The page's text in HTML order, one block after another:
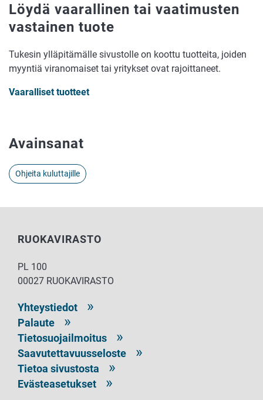
Löydä vaarallinen tai vaatimusten
vastainen tuote
Tukesin ylläpitämälle sivustolle on koottu tuotteita, joiden
myyntiä viranomaiset tai yritykset ovat rajoittaneet.
Vaaralliset tuotteet
Avainsanat
Ohjeita kuluttajille
RUOKAVIRASTO
PL 100
00027 RUOKAVIRASTO
Yhteystiedot
Palaute
Tietosuojailmoitus
Saavutettavuusseloste
Tietoa sivustosta
Evästeasetukset